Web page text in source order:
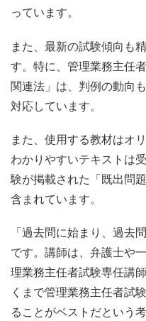
っています。
また、最新の試験傾向も
す。特に、管理業務主任
関連法」は、判例の動向
対応しています。
また、使用する教材はオ
わかりやすいテキストは
験が掲載された「既出問
含まれています。
「過去問に始まり、過去
です。講師は、弁護士や
理業務主任者試験専任講
くまで管理業務主任者試
ることがベストだという考